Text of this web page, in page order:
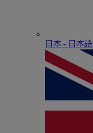
日本 - ⽇本語